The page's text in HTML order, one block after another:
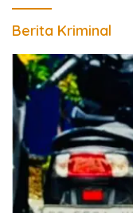
Berita Kriminal